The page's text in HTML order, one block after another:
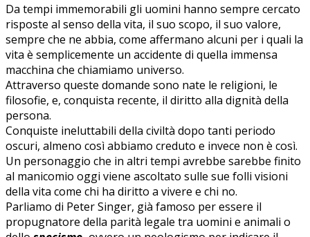
Da tempi immemorabili gli uomini hanno sempre cercato
risposte al senso della vita, il suo scopo, il suo valore,
sempre che ne abbia, come affermano alcuni per i quali la
vita è semplicemente un accidente di quella immensa
macchina che chiamiamo universo.
Attraverso queste domande sono nate le religioni, le
filosofie, e, conquista recente, il diritto alla dignità della
persona.
Conquiste ineluttabili della civiltà dopo tanti periodo
oscuri, almeno così abbiamo creduto e invece non è così.
Un personaggio che in altri tempi avrebbe sarebbe finito
al manicomio oggi viene ascoltato sulle sue folli visioni
della vita come chi ha diritto a vivere e chi no.
Parliamo di Peter Singer, già famoso per essere il
propugnatore della parità legale tra uomini e animali o